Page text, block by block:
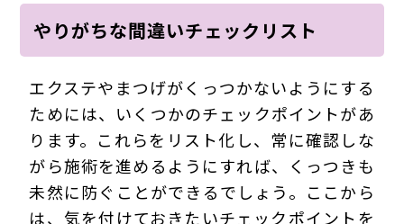
やりがちな間違いチェックリスト
エクステやまつげがくっつかないようにする
ためには、いくつかのチェックポイントがあ
ります。これらをリスト化し、常に確認しな
がら施術を進めるようにすれば、くっつきも
未然に防ぐことができるでしょう。ここから
は、気を付けておきたいチェックポイントを